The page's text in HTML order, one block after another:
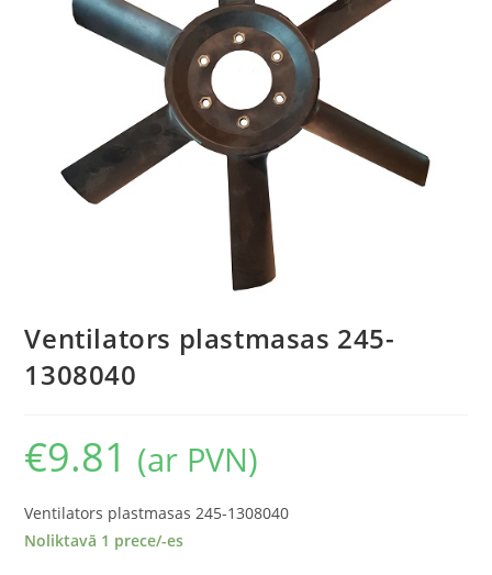
Ventilators plastmasas 245-
1308040
€9.81 (ar PVN)
Ventilators plastmasas 245-1308040
Noliktavā 1 prece/-es